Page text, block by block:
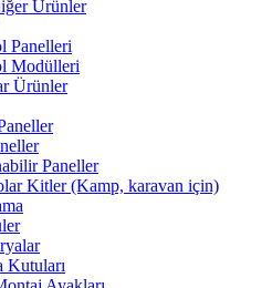
Ürünler
Panelleri
Modülleri
Ürünler
Paneller
Kitler (Kamp, karavan için)
Kutuları